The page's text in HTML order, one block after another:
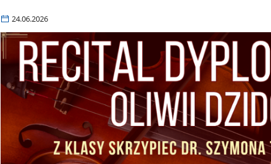
24.06.2026